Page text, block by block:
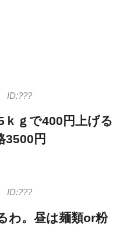
ｇで400円上げる
円
わ。昼は麺類or粉